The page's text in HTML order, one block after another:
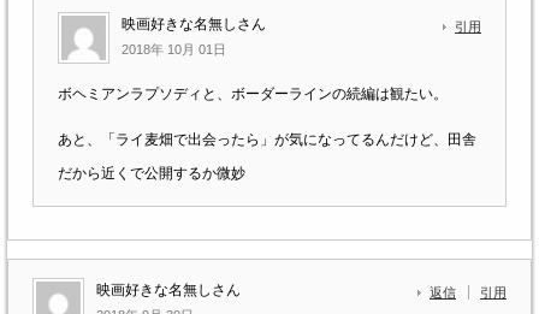
映画好きな名無しさん
2018年 10月 01日
引用
ボヘミアンラプソディと、ボーダーラインの続編は観たい。
あと、「ライ麦畑で出会ったら」が気になってるんだけど、田舎
だから近くで公開するか微妙
映画好きな名無しさん 返信 引用